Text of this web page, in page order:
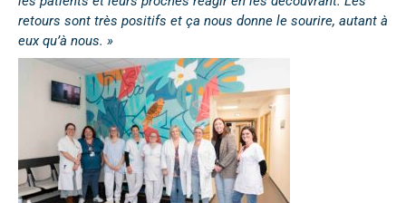
retours sont très positifs et ça nous donne le sourire, autant à
eux qu’à nous. »